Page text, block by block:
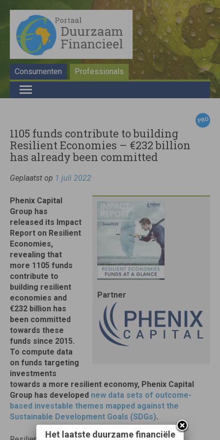
Consumenten Professionals
1105 funds contribute to building
Resilient Economies – €232 billion
has already been committed
Geplaatst op 1 juli 2022
Partner
Phenix Capital
Group has
released its Impact
Report on Resilient
Economies,
revealing that
more 1105 funds
contribute to
building resilient
economies and
€232 billion has
been committed
towards these
funds since 2015.
To compute data
on funds targeting
investments
towards a more resilient economy, Phenix Capital
Group has developed new data sets of outcome-
based investable themes mapped against the
Sustainable Development Goals (SDGs).
Het laatste duurzame financiële